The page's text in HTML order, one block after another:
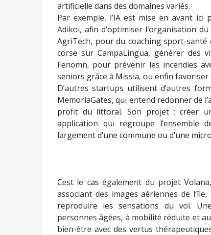
artificielle dans des domaines variés.
Par exemple, l’IA est mise en avant
Adikoi, afin d’optimiser l’organisation
AgriTech, pour du coaching sport-santé
corse sur CampaLingua, générer des
Fenomn, pour prévenir les incendies
seniors grâce à Missia, ou enfin
D’autres startups utilisent d’autres
MemoriaGates, qui entend redonner de
profit du littoral. Son projet : créer
application qui regroupe l’ensemble
largement d’une commune ou d’une
Cest le cas également du projet
associant des images aériennes de
reproduire les sensations du vol.
personnes âgées, à mobilité réduite et
bien-être avec des vertus